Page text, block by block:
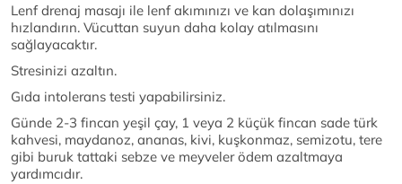
Lenf drenaj masajı ile lenf akımınızı ve kan dolaşımınızı
hızlandırın. Vücuttan suyun daha kolay atılmasını
sağlayacaktır.
Stresinizi azaltın.
Gıda intolerans testi yapabilirsiniz.
Günde 2-3 fincan yeşil çay, 1 veya 2 küçük fincan sade türk
kahvesi, maydanoz, ananas, kivi, kuşkonmaz, semizotu, tere
gibi buruk tattaki sebze ve meyveler ödem azaltmaya
yardımcıdır.